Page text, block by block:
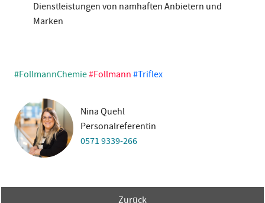
Dienstleistungen von namhaften Anbietern und
Marken
#FollmannChemie#Follmann #Triflex
Nina Quehl
Personalreferentin
0571 9339-266
Zurück